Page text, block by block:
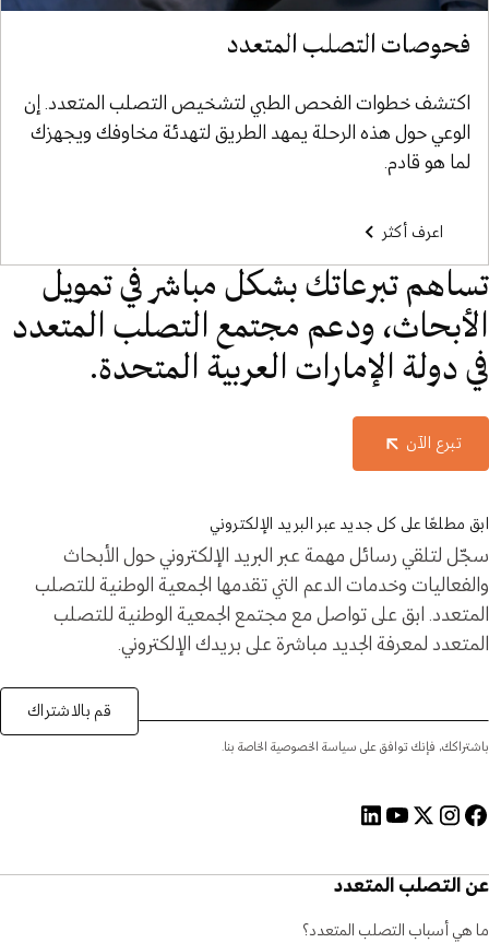
فحوصات التصلب المتعدد
اكتشف خطوات الفحص الطبي لتشخيص التصلب المتعدد. إن
الوعي حول هذه الرحلة يمهد الطريق لتهدئة مخاوفك ويجهزك
لما هو قادم.
اعرف أكثر
تساهم تبرعاتك بشكل مباشر في تمويل
الأبحاث، ودعم مجتمع التصلب المتعدد
في دولة الإمارات العربية المتحدة.
تبرع الآن
ابق مطلعًا على كل جديد عبر البريد الإلكتروني
سجّل لتلقي رسائل مهمة عبر البريد الإلكتروني حول الأبحاث
والفعاليات وخدمات الدعم التي تقدمها الجمعية الوطنية للتصلب
المتعدد. ابق على تواصل مع مجتمع الجمعية الوطنية للتصلب
المتعدد لمعرفة الجديد مباشرة على بريدك الإلكتروني.
باشتراكك، فإنك توافق على سياسة الخصوصية الخاصة بنا.
قم بالاشتراك
عن التصلب المتعدد
ما هي أسباب التصلب المتعدد؟